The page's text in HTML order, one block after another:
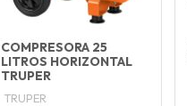
COMPRESORA 25
LITROS HORIZONTAL
TRUPER
TRUPER